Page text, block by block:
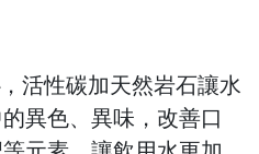
，活性碳加天然岩石讓水
異色、異味，改善口